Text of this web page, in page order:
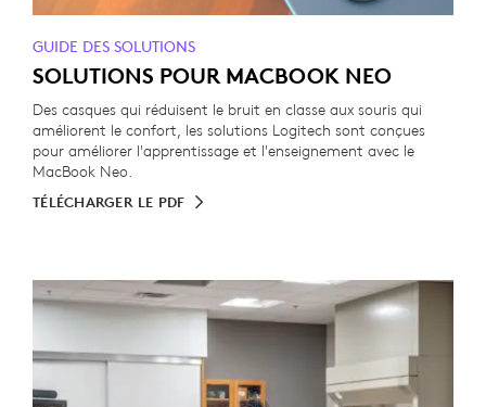
GUIDE DES SOLUTIONS
SOLUTIONS POUR MACBOOK NEO
Des casques qui réduisent le bruit en classe aux souris qui
améliorent le confort, les solutions Logitech sont conçues
pour améliorer l'apprentissage et l'enseignement avec le
MacBook Neo.
TÉLÉCHARGER LE PDF